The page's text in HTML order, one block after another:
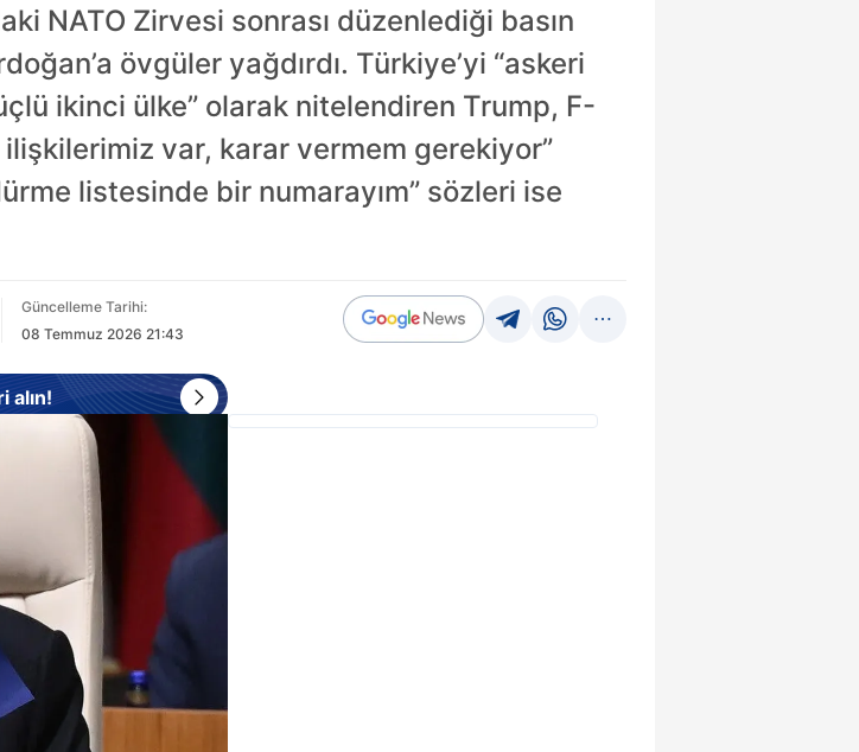
NATO Zirvesi sonrası düzenlediği basın
övgüler yağdırdı. Türkiye’yi “askeri
ikinci ülke” olarak nitelendiren Trump, F-
var, karar vermem gerekiyor”
listesinde bir numarayım” sözleri ise
Güncelleme Tarihi:
08 Temmuz 2026 21:43
alın!